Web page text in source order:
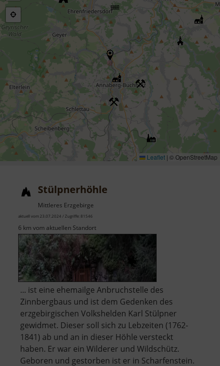
Leaflet | © OpenStreetMap
Stülpnerhöhle
Mittleres Erzgebirge
aktuell vom 23.07.2024 / Zugriffe: 81546
6 km vom aktuellen Standort
... ist eine ehemailge Anbruchstelle des
Zinnbergbaus und ist dem Gedenken des
erzgebirgischen Volkshelden Karl Stülpner
gewidmet. Dieser soll sich zu Lebzeiten (1762-
1841) ab und an in dieser Höhle versteckt
haben. Er war ein Wilderer und Wildschütz.
Geboren und gestorben ist er in Scharfenstein.